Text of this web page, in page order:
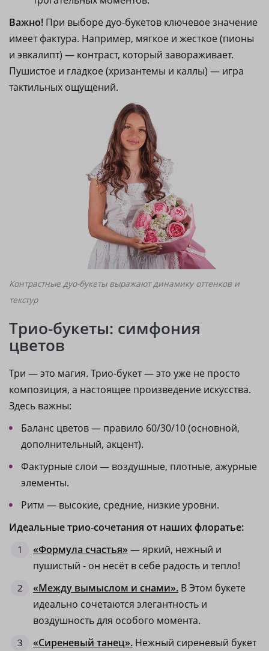
Важно! При выборе дуо-букетов ключевое значение
имеет фактура. Например, мягкое и жесткое (пионы
и эвкалипт) — контраст, который завораживает.
Пушистое и гладкое (хризантемы и каллы) — игра
тактильных ощущений.
Контрастные дуо-букеты выражают динамику оттенков и
текстур
Трио-букеты: симфония
цветов
Три — это магия. Трио-букет — это уже не просто
композиция, а настоящее произведение искусства.
Здесь важны:
Баланс цветов — правило 60/30/10 (основной,
дополнительный, акцент).
Фактурные слои — воздушные, плотные, ажурные
элементы.
Ритм — высокие, средние, низкие уровни.
Идеальные трио-сочетания от наших флоратье:
«Формула счастья»— яркий, нежный и
пушистый - он несёт в себе радость и тепло!
«Между вымыслом и снами». В Этом букете
идеально сочетаются элегантность и
воздушность для особого момента.
«Сиреневый танец». Нежный сиреневый букет